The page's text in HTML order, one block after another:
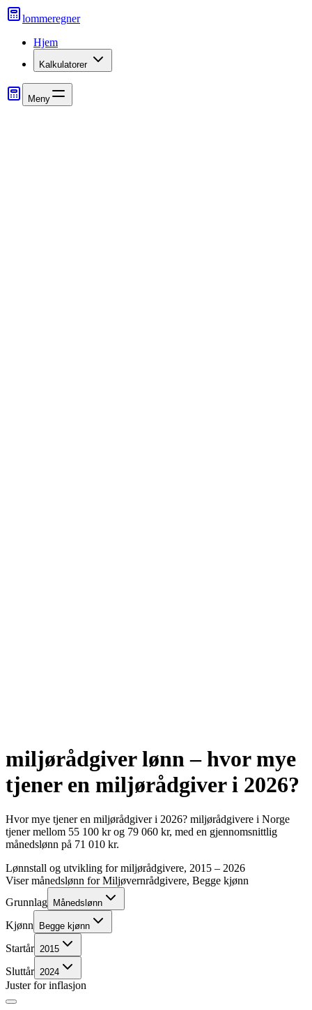
lommeregner
Hjem
Kalkulatorer
Meny
miljørådgiverlønn – hvor mye
tjener en miljørådgiveri 2026?
Hvor mye tjener en miljørådgiveri 2026? miljørådgivere i Norge
tjener mellom 55 100 krog 79 060 kr, med en gjennomsnittlig
månedslønn på 71 010 kr.
Lønnstall og utvikling formiljørådgivere, 2015 – 2026
Viser månedslønn forMiljøvernrådgivere, Begge kjønn
Grunnlag
Månedslønn
Kjønn Begge kjønn
Startår 2015
Sluttår 2024
Juster for inflasjon